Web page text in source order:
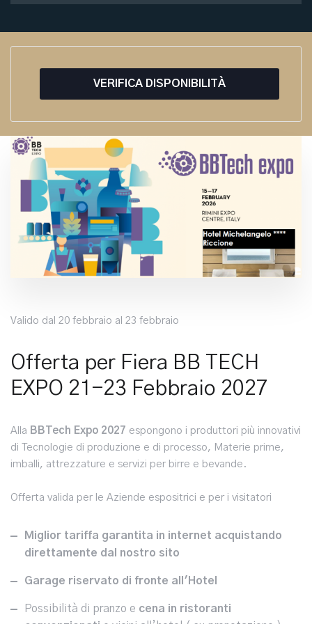
VERIFICA DISPONIBILITÀ
Valido dal 20 febbraio al 23 febbraio
Offerta per Fiera BB TECH
EXPO 21-23 Febbraio 2027
Alla BBTech Expo 2027 espongono i produttori più innovativi
di Tecnologie di produzione e di processo, Materie prime,
imballi, attrezzature e servizi per birre e bevande.
Offerta valida per le Aziende espositrici e per i visitatori
Miglior tariffa garantita in internet acquistando
direttamente dal nostro sito
Garage riservato di fronte all'Hotel
Possibilità di pranzo e cena in ristoranti